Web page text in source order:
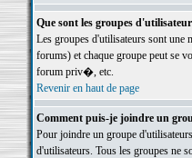
Que sont les groupes
Les groupes d'utilisateurs sont
forums) et chaque groupe peut
forum priv�, etc.
Revenir en haut de page
Comment puis-je joindre un
Pour joindre un groupe
d'utilisateurs. Tous les groupes ne